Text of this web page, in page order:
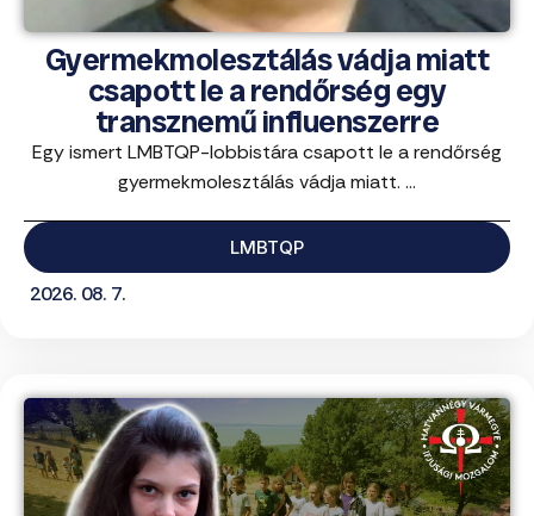
Gyermekmolesztálás vádja miatt
csapott le a rendőrség egy
transznemű influenszerre
Egy ismert LMBTQP-lobbistára csapott le a rendőrség
gyermekmolesztálás vádja miatt. ...
LMBTQP
2026. 08. 7.